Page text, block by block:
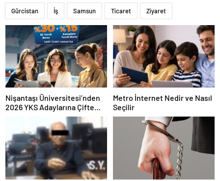
Gürcistan İş Samsun Ticaret Ziyaret
Nişantaşı Üniversitesi’nden
2026 YKS Adaylarına Çifte
Güvence: Sabit Ücret ve
Kesintisiz Burs
Metro İnternet Nedir ve Nasıl
Seçilir